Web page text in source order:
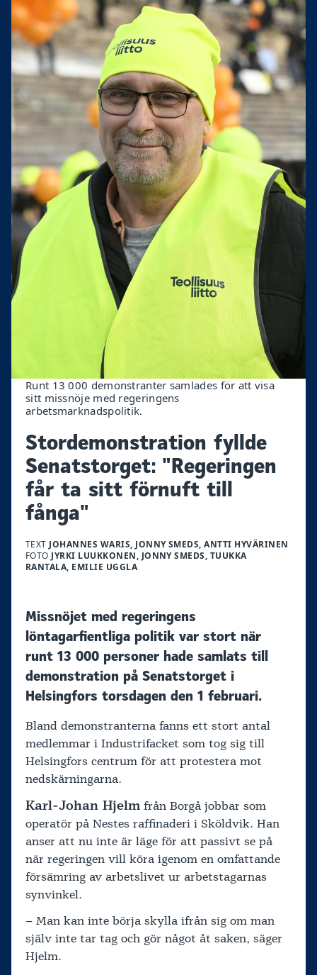
Runt 13 000 demonstranter samlades för att visa
sitt missnöje med regeringens
arbetsmarknadspolitik.
Stordemonstration fyllde
Senatstorget: "Regeringen
får ta sitt förnuft till
fånga"
TEXT JOHANNES WARIS, JONNY SMEDS, ANTTI HYVÄRINEN
FOTO JYRKI LUUKKONEN, JONNY SMEDS, TUUKKA
RANTALA, EMILIE UGGLA
Missnöjet med regeringens
löntagarfientliga politik var stort när
runt 13 000 personer hade samlats till
demonstration på Senatstorget i
Helsingfors torsdagen den 1 februari.
Bland demonstranterna fanns ett stort antal
medlemmar i Industrifacket som tog sig till
Helsingfors centrum för att protestera mot
nedskärningarna.
Karl-Johan Hjelm från Borgå jobbar som
operatör på Nestes raffinaderi i Sköldvik. Han
anser att nu inte är läge för att passivt se på
när regeringen vill köra igenom en omfattande
försämring av arbetslivet ur arbetstagarnas
synvinkel.
– Man kan inte börja skylla ifrån sig om man
själv inte tar tag och gör något åt saken, säger
Hjelm.